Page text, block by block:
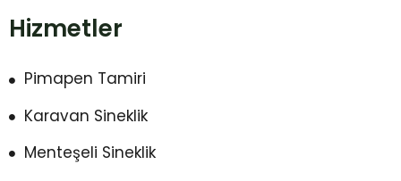
Hizmetler
Pimapen Tamiri
Karavan Sineklik
Menteşeli Sineklik